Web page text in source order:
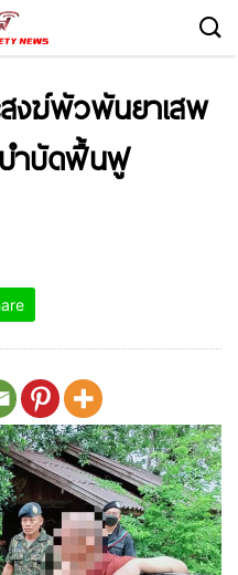
สงฆ์พัวพันยาเสพ
บำบัดฟื้นฟู